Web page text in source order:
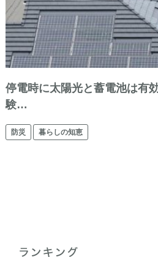
停電時に太陽光と蓄電池は有
験…
防災 暮らしの知恵